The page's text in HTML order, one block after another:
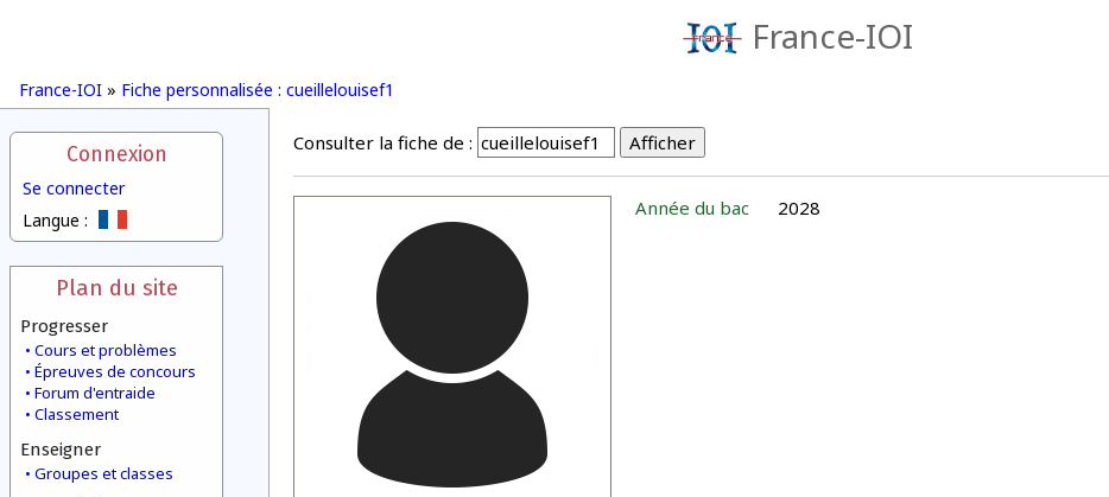
France-IOI
France-IOI » Fiche personnalisée : cueillelouisef1
Connexion
Se connecter
Langue :
Plan du site
Progresser
Cours et problèmes
Épreuves de concours
Forum d'entraide
Classement
Enseigner
Groupes et classes
Consulter la fiche de :
Année du bac 2028